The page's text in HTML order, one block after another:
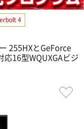
4
255HXとGeForce
16型WQUXGAビジ